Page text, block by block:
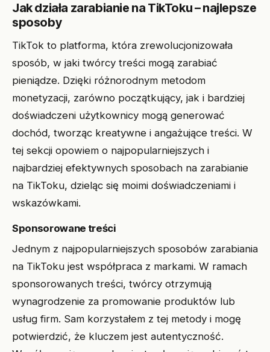
Jak działa zarabianie na TikToku – najlepsze
sposoby
TikTok to platforma, która zrewolucjonizowała
sposób, w jaki twórcy treści mogą zarabiać
pieniądze. Dzięki różnorodnym metodom
monetyzacji, zarówno początkujący, jak i bardziej
doświadczeni użytkownicy mogą generować
dochód, tworząc kreatywne i angażujące treści. W
tej sekcji opowiem o najpopularniejszych i
najbardziej efektywnych sposobach na zarabianie
na TikToku, dzieląc się moimi doświadczeniami i
wskazówkami.
Sponsorowane treści
Jednym z najpopularniejszych sposobów zarabiania
na TikToku jest współpraca z markami. W ramach
sponsorowanych treści, twórcy otrzymują
wynagrodzenie za promowanie produktów lub
usług firm. Sam korzystałem z tej metody i mogę
potwierdzić, że kluczem jest autentyczność.